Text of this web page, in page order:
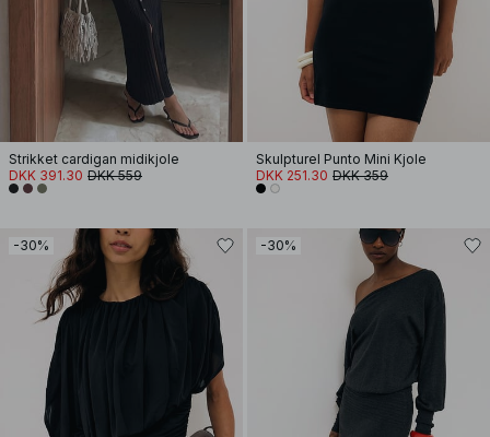
Strikket cardigan midikjole
DKK 391.30 DKK 559
Skulpturel Punto Mini Kjole
DKK 251.30 DKK 359
-30% -30%